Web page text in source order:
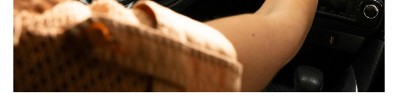
Proace Max (excl. BTW)
OOK ALS BATTERIJ-
ELEKTRISCH
Hilux (excl. BTW)
OOK ALS BATTERIJ-
ELEKTRISCH